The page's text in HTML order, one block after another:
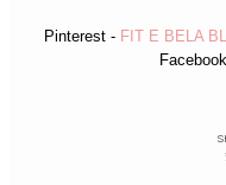
Pinterest - FIT E BELA